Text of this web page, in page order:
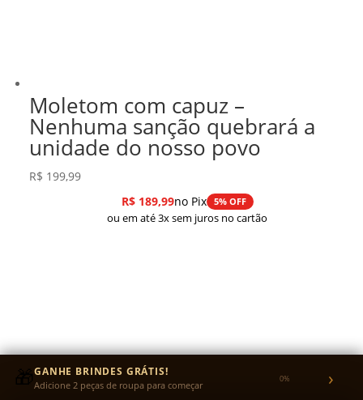
Moletom com capuz –
Nenhuma sanção quebrará a
unidade do nosso povo
R$ 199,99
R$189,99no Pix 5% OFF
ou em até 3x sem juros no cartão
🎁GANHE BRINDES GRÁTIS!
Adicione 2 peças de roupa para começar 0% ›